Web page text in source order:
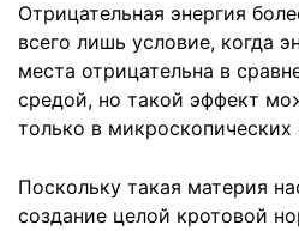
Отрицательная энергия
всего лишь условие, когда
места отрицательна в
средой, но такой эффект
только в
Поскольку такая материя
создание целой кротовой